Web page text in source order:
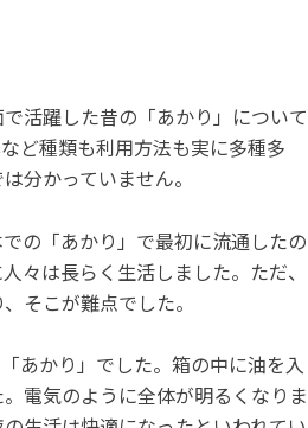
活躍した昔の「あかり」について
ど種類も利用方法も実に多種多
分かっていません。
の「あかり」で最初に流通したの
々は長らく生活しました。ただ、
そこが難点でした。
あかり」でした。箱の中に油を入
電気のように全体が明るくなりま